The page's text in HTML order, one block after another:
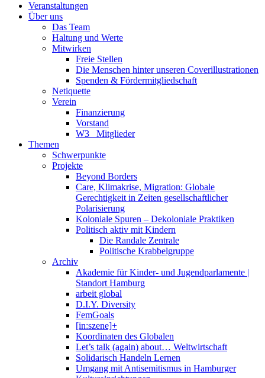
Veranstaltungen
Über uns
Das Team
Haltung und Werte
Mitwirken
Freie Stellen
Die Menschen hinter unseren Coverillustrationen
Spenden & Fördermitgliedschaft
Netiquette
Verein
Finanzierung
Vorstand
W3_ Mitglieder
Themen
Schwerpunkte
Projekte
Beyond Borders
Care, Klimakrise, Migration: Globale
Gerechtigkeit in Zeiten gesellschaftlicher
Polarisierung
Koloniale Spuren – Dekoloniale Praktiken
Politisch aktiv mit Kindern
Die Randale Zentrale
Politische Krabbelgruppe
Archiv
Akademie für Kinder- und Jugendparlamente |
Standort Hamburg
arbeit global
D.I.Y. Diversity
FemGoals
[in:szene]+
Koordinaten des Globalen
Let’s talk (again) about… Weltwirtschaft
Solidarisch Handeln Lernen
Umgang mit Antisemitismus in Hamburger